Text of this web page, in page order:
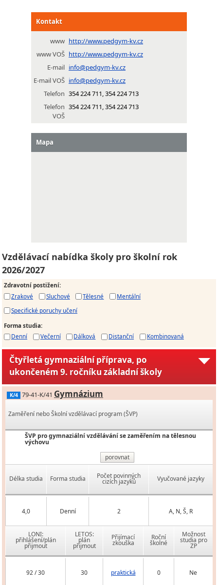
Kontakt
www http://www.pedgym-kv.cz
www VOŠ http://www.pedgym-kv.cz
E-mail info@pedgym-kv.cz
E-mail VOŠ info@pedgym-kv.cz
Telefon 354 224 711, 354 224 713
Telefon
VOŠ
354 224 711, 354 224 713
Mapa
Vzdělávací nabídka školy pro školní rok
2026/2027
Zdravotní postižení:
Zrakové
Sluchové Tělesné
Mentální
Specifické poruchy učení
Forma studia:
Denní
Večerní Dálková Distanční Kombinovaná
Čtyřletá gymnaziální příprava, po
ukončeném 9. ročníku základní školy
K/4 79-41-K/41 Gymnázium
Zaměření nebo Školní vzdělávací program (ŠVP)
ŠVP pro gymnaziální vzdělávání se zaměřením na tělesnou
výchovu
porovnat
Délka studia Forma studia Počet povinných
cizích jazyků Vyučované jazyky
4,0 Denní 2 A, N, Š, R
LONI:
přihlášení/plán
přijmout
LETOS:
plán
přijmout
Přijímací
zkouška
Roční
školné
Možnost
studia pro
ZP
92 / 30 30 praktická 0 Ne